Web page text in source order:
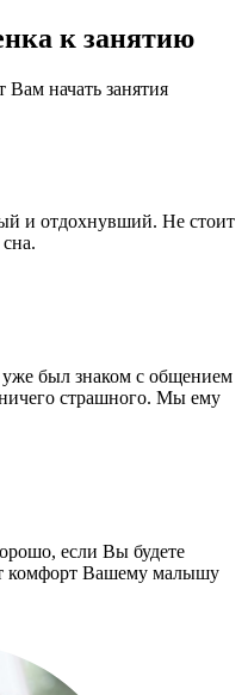
к занятию
начать занятия
и отдохнувший. Не стоит
был знаком с общением
страшного. Мы ему
если Вы будете
комфорт Вашему малышу